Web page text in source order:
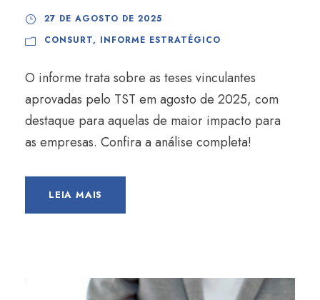
27 DE AGOSTO DE 2025
CONSURT, INFORME ESTRATÉGICO
O informe trata sobre as teses vinculantes
aprovadas pelo TST em agosto de 2025, com
destaque para aquelas de maior impacto para
as empresas. Confira a análise completa!
LEIA MAIS